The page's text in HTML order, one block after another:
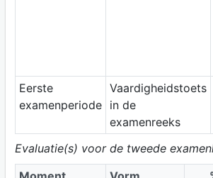
Eerste
examenperiode
Vaardigheidstoets
in de
examenreeks
Evaluatie(s) voor de tweede